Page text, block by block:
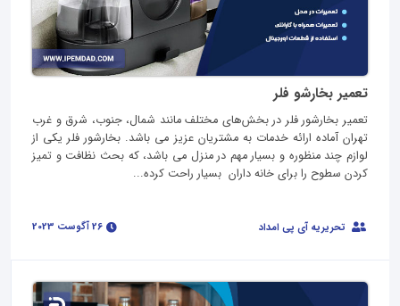
تعمیر بخارشو فلر
تعمیر بخارشور فلر در بخش‌های مختلف مانند شمال، جنوب، شرق و غرب
تهران آماده ارائه خدمات به مشتریان عزیز می باشد. بخارشور فلر یکی از
لوازم چند منظوره و بسیار مهم در منزل می باشد، که بحث نظافت و تمیز
کردن سطوح را برای خانه داران بسیار راحت کرده...
تحریریه آی پی امداد